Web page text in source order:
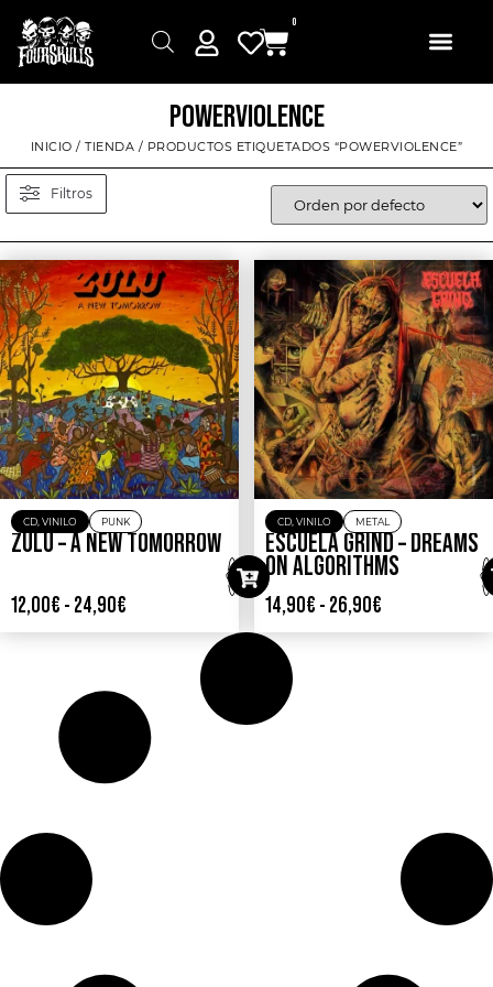
0
POWERVIOLENCE
INICIO /TIENDA / PRODUCTOS ETIQUETADOS “POWERVIOLENCE”
Filtros
CD, VINILO PUNK
ZULU – A NEW TOMORROW
12,00€ - 24,90€
CD, VINILO METAL
ESCUELA GRIND – DREAMS
ON ALGORITHMS
14,90€ - 26,90€